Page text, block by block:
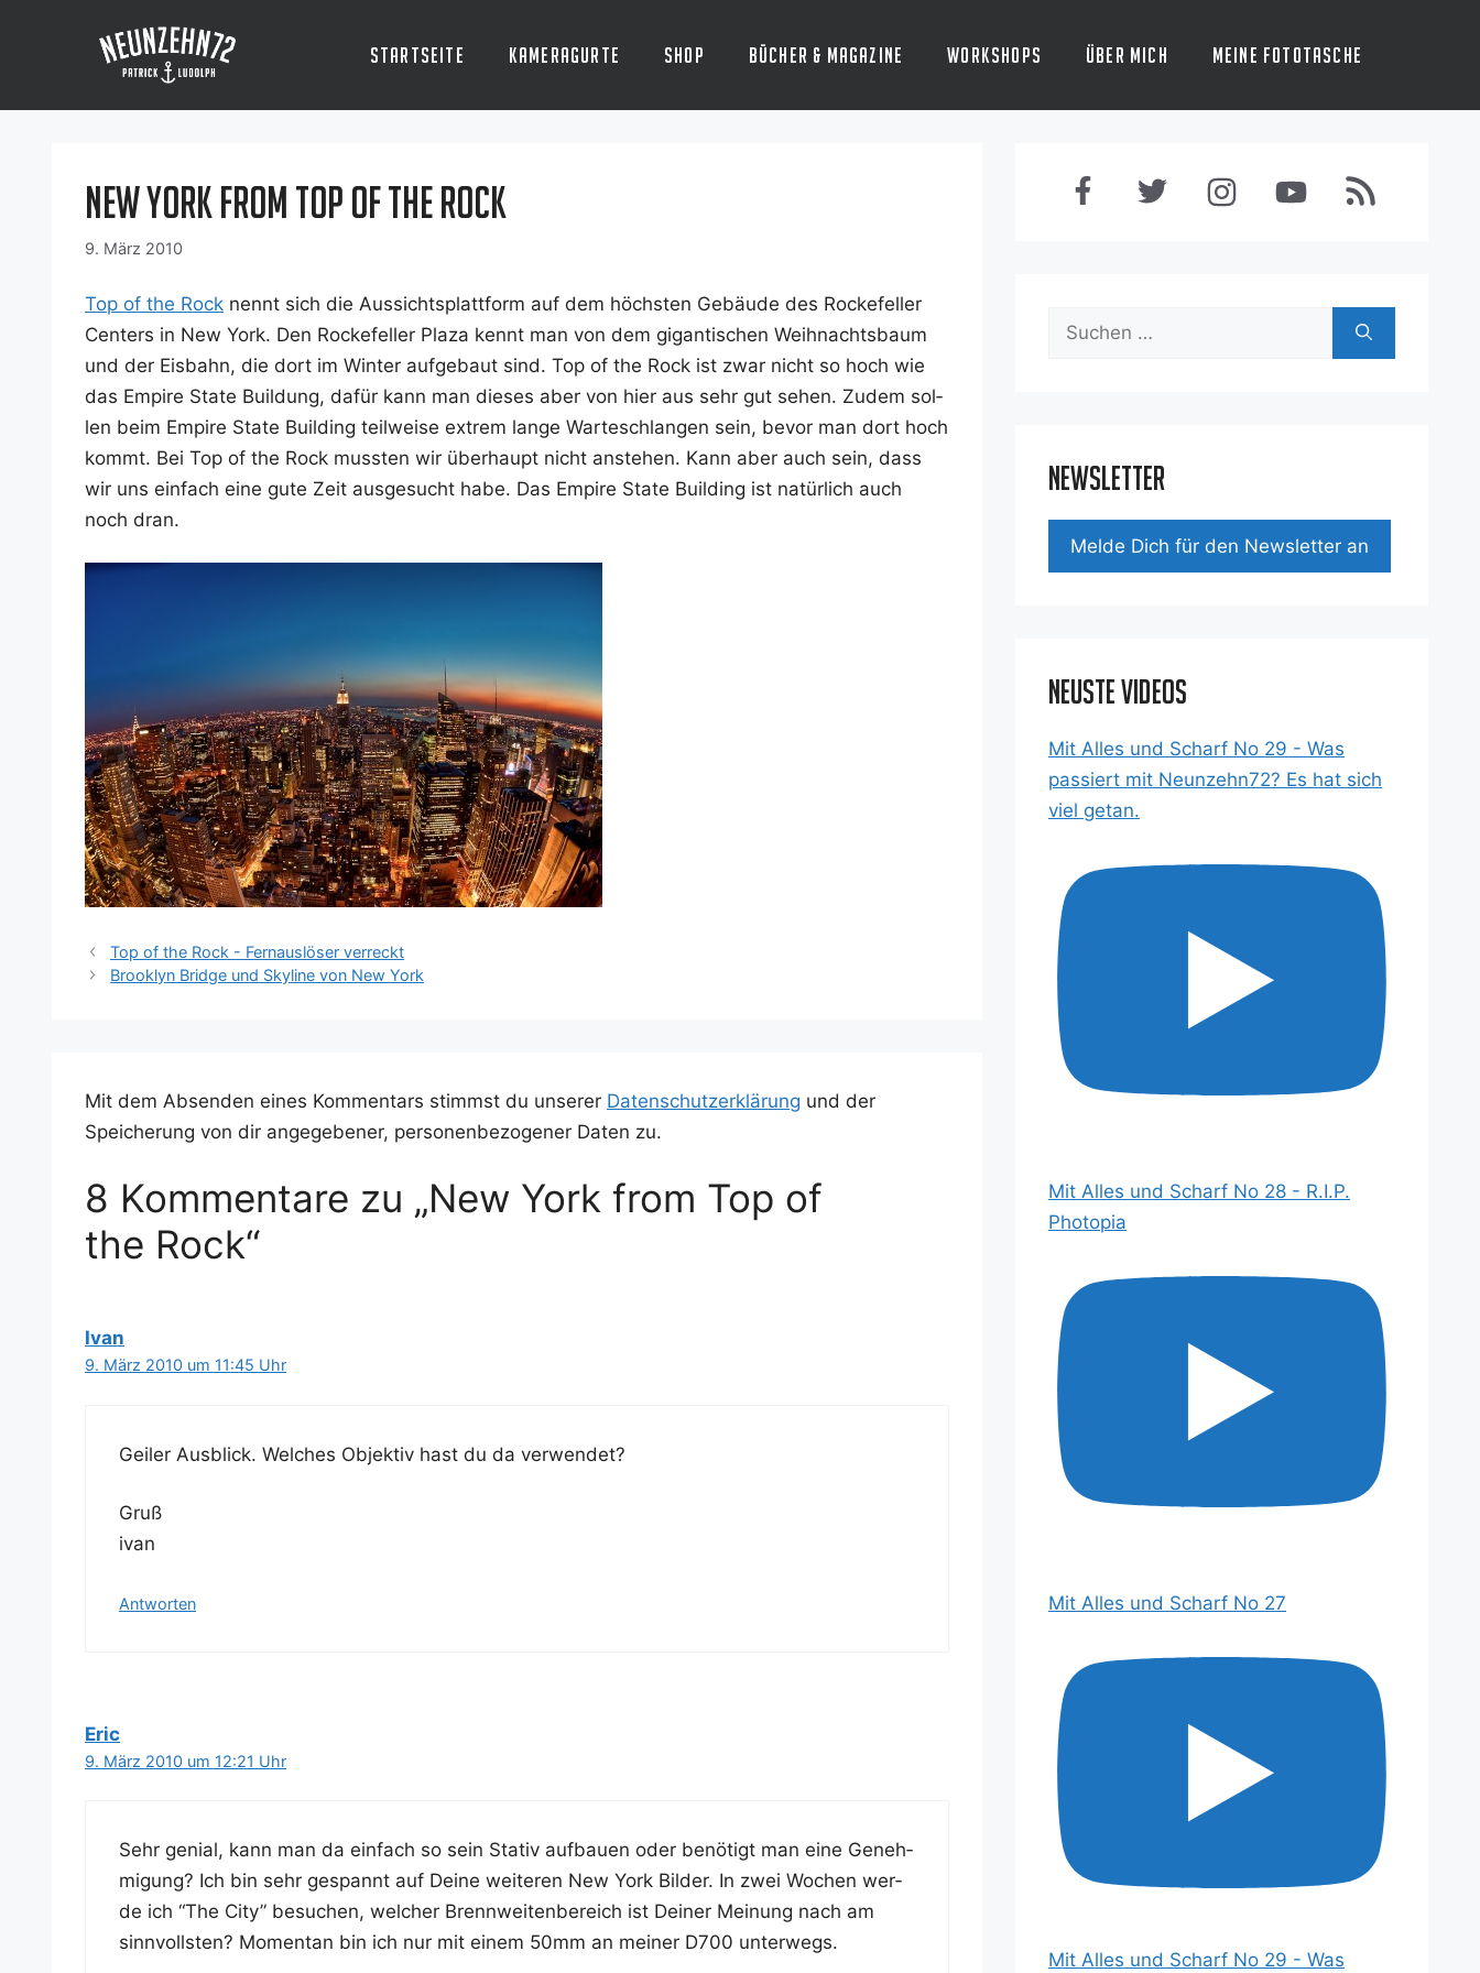
Startseite Kameragurte Shop Bücher & Magazine Workshops Über mich Meine Fototasche
New York from Top of the Rock
9. März 2010
Top of the Rock nennt sich die Aus­sichts­platt­form auf dem höchs­ten Gebäu­de des Rocke­fel­ler
Cen­ters in New York. Den Rocke­fel­ler Pla­za kennt man von dem gigan­ti­schen Weih­nachts­baum
und der Eis­bahn, die dort im Win­ter auf­ge­baut sind. Top of the Rock ist zwar nicht so hoch wie
das Empire Sta­te Buil­dung, dafür kann man die­ses aber von hier aus sehr gut sehen. Zudem sol­
len beim Empire Sta­te Buil­ding teil­wei­se extrem lan­ge War­te­schlan­gen sein, bevor man dort hoch
kommt. Bei Top of the Rock muss­ten wir über­haupt nicht anste­hen. Kann aber auch sein, dass
wir uns ein­fach eine gute Zeit aus­ge­sucht habe. Das Empire Sta­te Buil­ding ist natür­lich auch
noch dran.
Top of the Rock - Fernauslöser verreckt
Brooklyn Bridge und Skyline von New York
Mit dem Absenden eines Kommentars stimmst du unserer Datenschutzerklärung und der
Speicherung von dir angegebener, personenbezogener Daten zu.
8 Kommentare zu „New York from Top of
the Rock“
Ivan
9. März 2010 um 11:45 Uhr
Gei­ler Aus­blick. Wel­ches Objek­tiv hast du da verwendet?
Gruß
ivan
Antworten
Eric
9. März 2010 um 12:21 Uhr
Sehr geni­al, kann man da ein­fach so sein Sta­tiv auf­bau­en oder benö­tigt man eine Geneh­
mi­gung? Ich bin sehr gespannt auf Dei­ne wei­te­ren New York Bil­der. In zwei Wochen wer­
de ich “The City” besu­chen, wel­cher Brenn­wei­ten­be­reich ist Dei­ner Mei­nung nach am
sinn­volls­ten? Momen­tan bin ich nur mit einem 50mm an mei­ner D700 unterwegs.
Suchen
Newsletter
Mel­de Dich für den News­let­ter an
Neuste Videos
Mit Alles und Scharf No 29 - Was
passiert mit Neunzehn72? Es hat sich
viel getan.
Mit Alles und Scharf No 28 - R.I.P.
Photopia
Mit Alles und Scharf No 27
Mit Alles und Scharf No 29 - Was